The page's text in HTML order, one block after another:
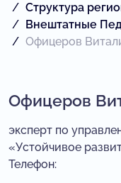
Структура
Внештатные
Офицеров
Офицеров
эксперт по
«Устойчивое
Телефон: